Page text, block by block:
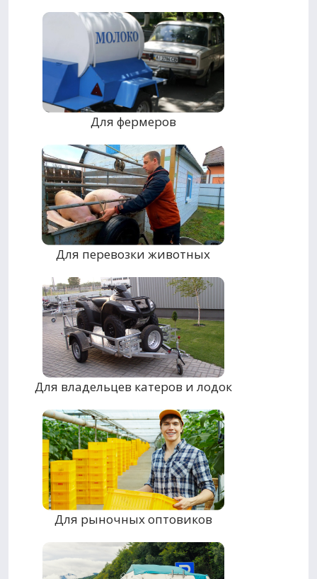
Для фермеров
Для перевозки животных
Для владельцев катеров и лодок
Для рыночных оптовиков